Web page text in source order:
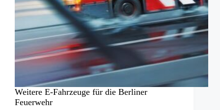
Weitere E-Fahrzeuge für die Berliner
Feuerwehr